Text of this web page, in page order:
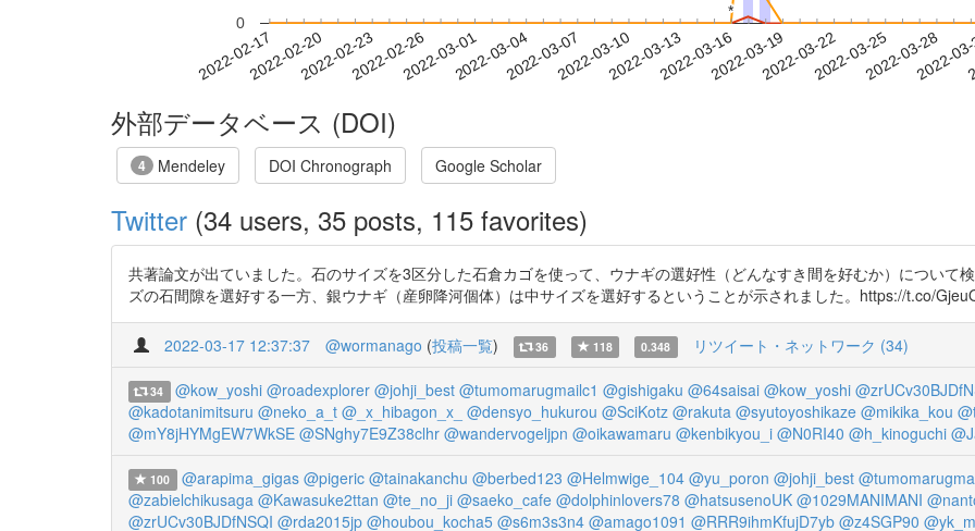
2022-02-172022-02-202022-02-232022-02-262022-03-012022-03-042022-03-072022-03-102022-03-132022-03-162022-03-192022-03-222022-03-252022-03-28
2022-
0
*
*
外部データベース (DOI)
4 Mendeley DOI Chronograph Google Scholar
Twitter (34 users, 35 posts, 115 favorites)
共著論文が出ていました。石のサイズを3区分した石倉カゴを使って、ウナギの選好性（どんなすき間を好むか）について
ズの石間隙を選好する一方、銀ウナギ（産卵降河個体）は中サイズを選好するということが示されました。https://t.co/
2022-03-17 12:37:37 @wormanago (投稿一覧) 36 118 0.348 リツイート・ネットワーク (34)
34 @kow_yoshi @roadexplorer @johji_best @tumomarugmailc1 @gishigaku @64saisai @kow_yoshi
@kadotanimitsuru @neko_a_t @_x_hibagon_x_ @densyo_hukurou @SciKotz @rakuta @syutoyoshikaze @mikika_kou
@mY8jHYMgEW7WkSE @SNghy7E9Z38clhr @wandervogeljpn @oikawamaru @kenbikyou_i @N0RI40 @h_kinoguchi
100 @arapima_gigas @pigeric @tainakanchu @berbed123 @Helmwige_104 @yu_poron @johji_best
@zabielchikusaga @Kawasuke2ttan @te_no_ji @saeko_cafe @dolphinlovers78 @hatsusenoUK @1029MANIMANI
@zrUCv30BJDfNSQI @rda2015jp @houbou_kocha5 @s6m3s3n4 @amago1091 @RRR9ihmKfujD7yb @z4SGP90